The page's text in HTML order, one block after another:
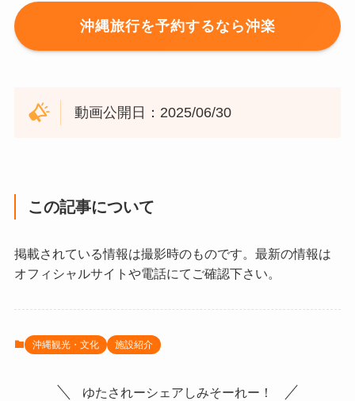
沖縄旅行を予約するなら沖楽
動画公開日：2025/06/30
この記事について
掲載されている情報は撮影時のものです。最新の情報は
オフィシャルサイトや電話にてご確認下さい。
沖縄観光・文化 施設紹介
ゆたされーシェアしみそーれー！